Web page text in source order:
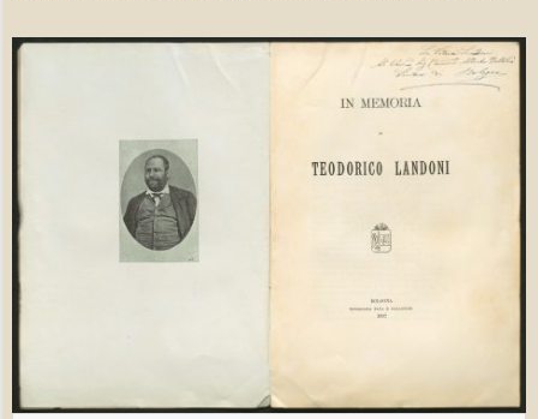
A
O
N
I
T